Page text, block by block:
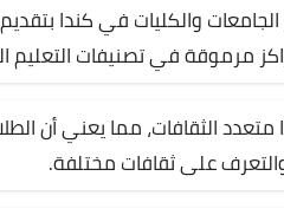
الجامعات والكليات في كندا
مرموقة في تصنيفات التعليم
متعدد الثقافات، مما يعني أن
على ثقافات مختلفة.